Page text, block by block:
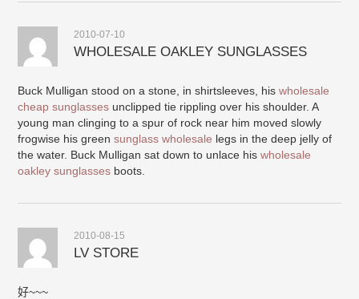
2010-07-10
WHOLESALE OAKLEY SUNGLASSES
Buck Mulligan stood on a stone, in shirtsleeves, hiswholesale
cheap sunglasses unclipped tie rippling over his shoulder. A
young man clinging to a spur of rock near him moved slowly
frogwise his greensunglass wholesale legs in the deep jelly of
the water. Buck Mulligan sat down to unlace hiswholesale
oakley sunglasses boots.
2010-08-15
LV STORE
好~~~